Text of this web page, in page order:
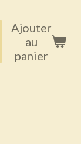
Ajouter
au
panier